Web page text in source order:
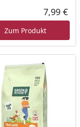
7,99 €
Zum Produkt